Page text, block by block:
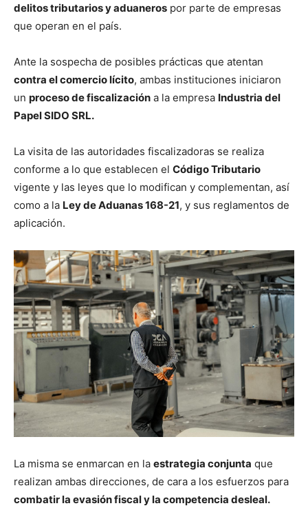
delitos tributarios y aduaneros por parte de empresas
que operan en el país.
Ante la sospecha de posibles prácticas que atentan
contra el comercio lícito, ambas instituciones iniciaron
un proceso de fiscalización a la empresa Industria del
Papel SIDO SRL.
La visita de las autoridades fiscalizadoras se realiza
conforme a lo que establecen el Código Tributario
vigente y las leyes que lo modifican y complementan, así
como a la Ley de Aduanas 168-21, y sus reglamentos de
aplicación.
La misma se enmarcan en la estrategia conjunta que
realizan ambas direcciones, de cara a los esfuerzos para
combatir la evasión fiscal y la competencia desleal.